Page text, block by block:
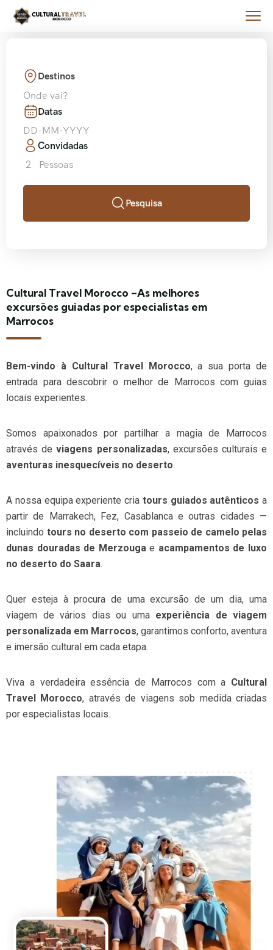
Destinos
Onde vai?
Datas
Convidadas
2
Pessoas
Pesquisa
Cultural Travel Morocco –As melhores
excursões guiadas por especialistas em
Marrocos
Bem-vindo à Cultural Travel Morocco, a sua porta de
entrada para descobrir o melhor de Marrocos com guias
locais experientes.
Somos apaixonados por partilhar a magia de Marrocos
através deviagens personalizadas, excursões culturais e
aventuras inesquecíveis no deserto.
A nossa equipa experiente cria tours guiados autênticos a
partir de Marrakech, Fez, Casablanca e outras cidades —
incluindo tours no deserto com passeio de camelo pelas
dunas douradas de Merzougae acampamentos de luxo
no deserto do Saara.
Quer esteja à procura de uma excursão de um dia, uma
viagem de vários dias ou uma experiência de viagem
personalizada em Marrocos, garantimos conforto, aventura
e imersão cultural em cada etapa.
Viva a verdadeira essência de Marrocos com a Cultural
Travel Morocco, através de viagens sob medida criadas
por especialistas locais.